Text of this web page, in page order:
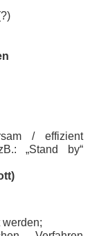
/ effizient
„Stand by“
werden;